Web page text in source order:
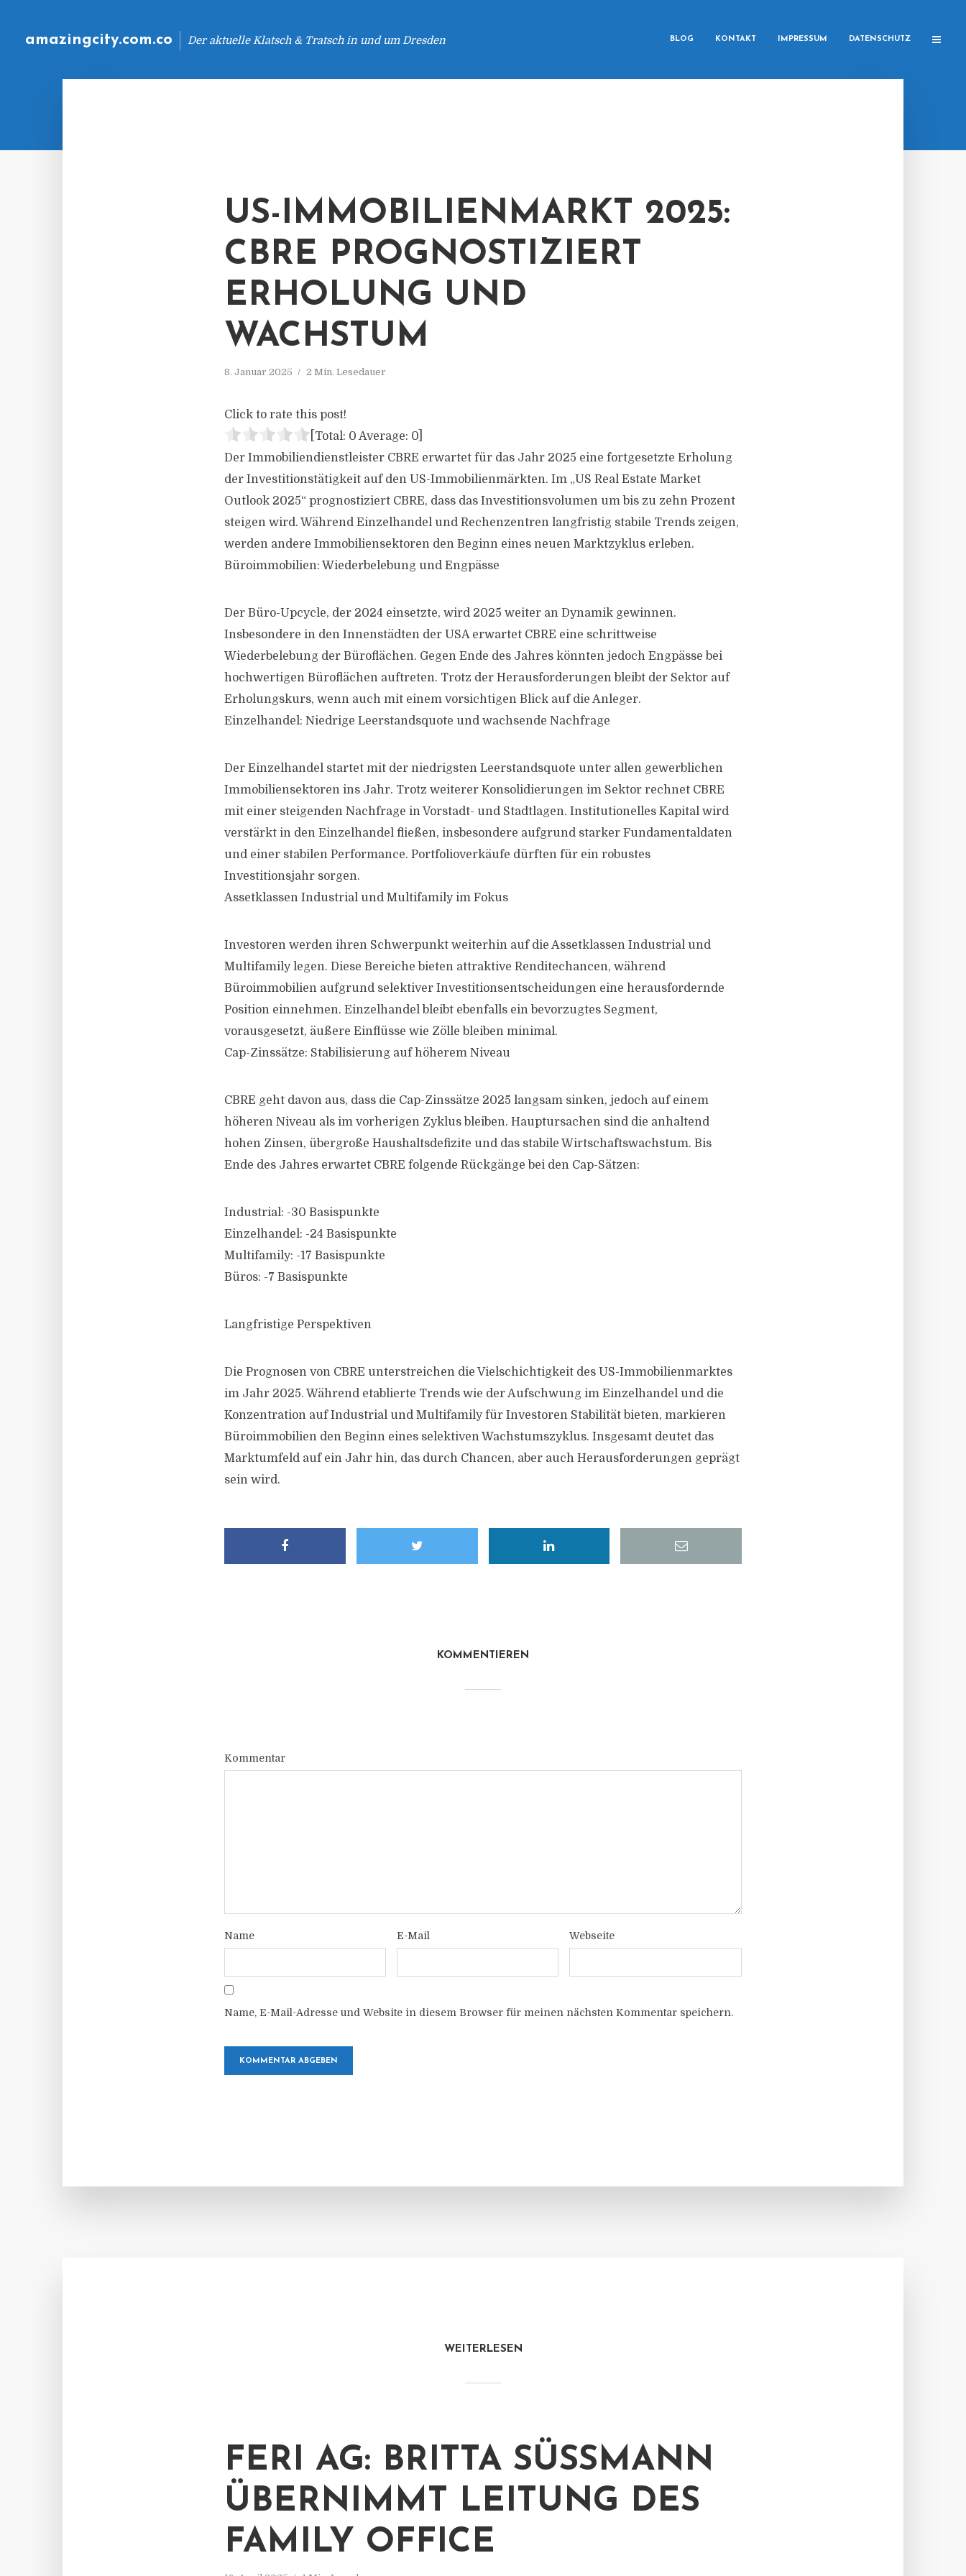
amazingcity.com.co Der aktuelle Klatsch & Tratsch in und um Dresden BLOG KONTAKT IMPRESSUM DATENSCHUTZ
US-IMMOBILIENMARKT 2025:
CBRE PROGNOSTIZIERT
ERHOLUNG UND
WACHSTUM
8. Januar 2025 2 Min. Lesedauer
Click to rate this post!
[Total: 0 Average: 0
Der Immobiliendienstleister CBRE erwartet für das Jahr 2025 eine fortgesetzte Erholung
der Investitionstätigkeit auf den US-Immobilienmärkten. Im „US Real Estate Market
Outlook 2025“ prognostiziert CBRE, dass das Investitionsvolumen um bis zu zehn Prozent
steigen wird. Während Einzelhandel und Rechenzentren langfristig stabile Trends zeigen,
werden andere Immobiliensektoren den Beginn eines neuen Marktzyklus erleben.
Büroimmobilien: Wiederbelebung und Engpässe
Der Büro-Upcycle, der 2024 einsetzte, wird 2025 weiter an Dynamik gewinnen.
Insbesondere in den Innenstädten der USA erwartet CBRE eine schrittweise
Wiederbelebung der Büroflächen. Gegen Ende des Jahres könnten jedoch Engpässe bei
hochwertigen Büroflächen auftreten. Trotz der Herausforderungen bleibt der Sektor auf
Erholungskurs, wenn auch mit einem vorsichtigen Blick auf die Anleger.
Einzelhandel: Niedrige Leerstandsquote und wachsende Nachfrage
Der Einzelhandel startet mit der niedrigsten Leerstandsquote unter allen gewerblichen
Immobiliensektoren ins Jahr. Trotz weiterer Konsolidierungen im Sektor rechnet CBRE
mit einer steigenden Nachfrage in Vorstadt- und Stadtlagen. Institutionelles Kapital wird
verstärkt in den Einzelhandel fließen, insbesondere aufgrund starker Fundamentaldaten
und einer stabilen Performance. Portfolioverkäufe dürften für ein robustes
Investitionsjahr sorgen.
Assetklassen Industrial und Multifamily im Fokus
Investoren werden ihren Schwerpunkt weiterhin auf die Assetklassen Industrial und
Multifamily legen. Diese Bereiche bieten attraktive Renditechancen, während
Büroimmobilien aufgrund selektiver Investitionsentscheidungen eine herausfordernde
Position einnehmen. Einzelhandel bleibt ebenfalls ein bevorzugtes Segment,
vorausgesetzt, äußere Einflüsse wie Zölle bleiben minimal.
Cap-Zinssätze: Stabilisierung auf höherem Niveau
CBRE geht davon aus, dass die Cap-Zinssätze 2025 langsam sinken, jedoch auf einem
höheren Niveau als im vorherigen Zyklus bleiben. Hauptursachen sind die anhaltend
hohen Zinsen, übergroße Haushaltsdefizite und das stabile Wirtschaftswachstum. Bis
Ende des Jahres erwartet CBRE folgende Rückgänge bei den Cap-Sätzen:
Industrial: -30 Basispunkte
Einzelhandel: -24 Basispunkte
Multifamily: -17 Basispunkte
Büros: -7 Basispunkte
Langfristige Perspektiven
Die Prognosen von CBRE unterstreichen die Vielschichtigkeit des US-Immobilienmarktes
im Jahr 2025. Während etablierte Trends wie der Aufschwung im Einzelhandel und die
Konzentration auf Industrial und Multifamily für Investoren Stabilität bieten, markieren
Büroimmobilien den Beginn eines selektiven Wachstumszyklus. Insgesamt deutet das
Marktumfeld auf ein Jahr hin, das durch Chancen, aber auch Herausforderungen geprägt
sein wird.
KOMMENTIEREN
Kommentar
Name E-Mail Webseite
Name, E-Mail-Adresse und Website in diesem Browser für meinen nächsten Kommentar speichern.
WEITERLESEN
FERI AG: BRITTA SÜSSMANN Ü
BERNIMMT LEITUNG DES F
AMILY OFFICE